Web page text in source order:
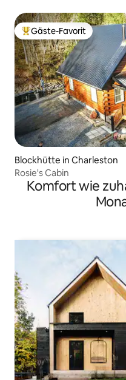
Beliebter Gäste-Favorit.
Gäste-Favorit
Blockhütte in Charleston
Rosie's Cabin
Komfort wie